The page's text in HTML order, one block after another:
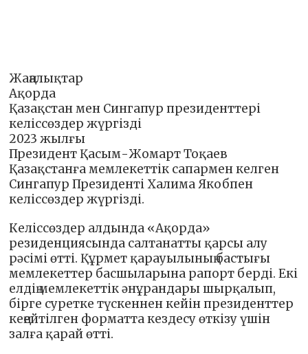
Жаңалықтар
Ақорда
Қазақстан мен Сингапур президенттері
келіссөздер жүргізді
2023 жылғы
Президент Қасым-Жомарт Тоқаев
Қазақстанға мемлекеттік сапармен келген
Сингапур Президенті Халима Якобпен
келіссөздер жүргізді.
Келіссөздер алдында «Ақорда»
резиденциясында салтанатты қарсы алу
рәсімі өтті. Құрмет қарауылының бастығы
мемлекеттер басшыларына рапорт берді. Екі
елдің мемлекеттік әнұрандары шырқалып,
бірге суретке түскеннен кейін президенттер
кеңейтілген форматта кездесу өткізу үшін
залға қарай өтті.